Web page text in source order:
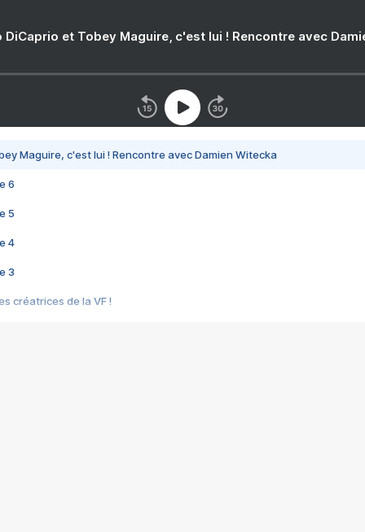
DiCaprio et Tobey Maguire, c'est lui ! Rencontre avec
Maguire, c'est lui ! Rencontre avec Damien Witecka
6
5
4
3
créatrices de la VF !